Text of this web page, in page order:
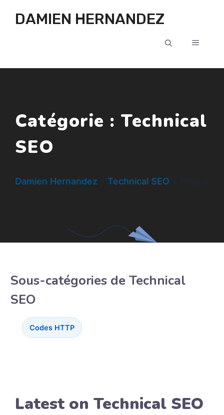
DAMIEN HERNANDEZ
Catégorie : Technical
SEO
Damien Hernandez Technical SEO
Sous-catégories de Technical
SEO
Codes HTTP
Latest on Technical SEO